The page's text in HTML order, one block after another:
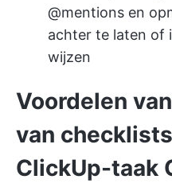
@mentions en
achter te laten of
wijzen
Voordelen
van
ClickUp-taak